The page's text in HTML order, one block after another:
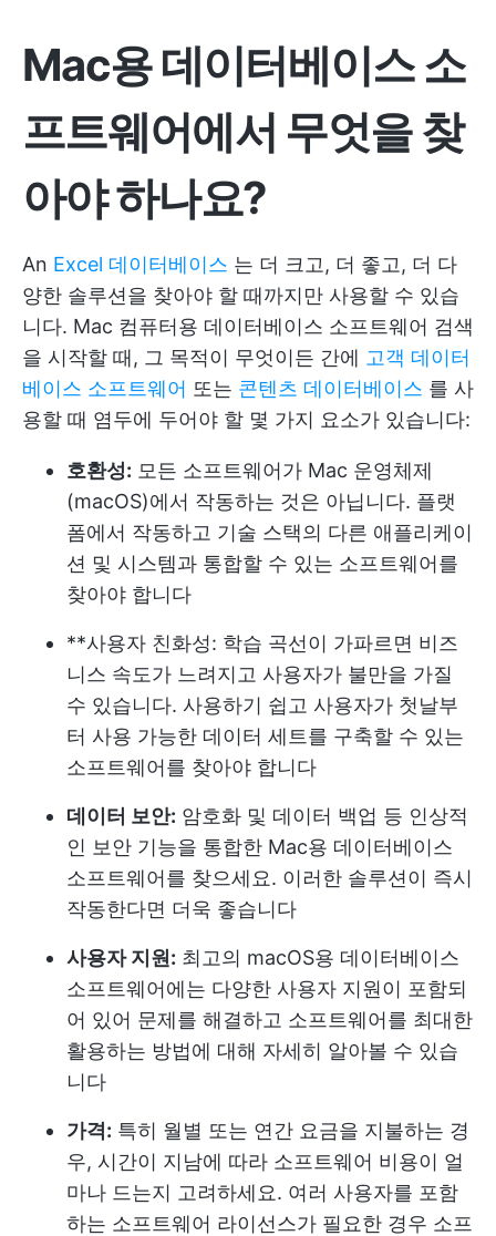
Mac용 데이터베이스 소
프트웨어에서 무엇을 찾
아야 하나요?
An Excel 데이터베이스 는 더 크고, 더 좋고, 더 다
양한 솔루션을 찾아야 할 때까지만 사용할 수 있습
니다. Mac 컴퓨터용 데이터베이스 소프트웨어 검색
을 시작할 때, 그 목적이 무엇이든 간에 고객 데이터
베이스 소프트웨어 또는 콘텐츠 데이터베이스 를 사
용할 때 염두에 두어야 할 몇 가지 요소가 있습니다:
호환성: 모든 소프트웨어가 Mac 운영체제
(macOS)에서 작동하는 것은 아닙니다. 플랫
폼에서 작동하고 기술 스택의 다른 애플리케이
션 및 시스템과 통합할 수 있는 소프트웨어를
찾아야 합니다
**사용자 친화성: 학습 곡선이 가파르면 비즈
니스 속도가 느려지고 사용자가 불만을 가질
수 있습니다. 사용하기 쉽고 사용자가 첫날부
터 사용 가능한 데이터 세트를 구축할 수 있는
소프트웨어를 찾아야 합니다
데이터 보안: 암호화 및 데이터 백업 등 인상적
인 보안 기능을 통합한 Mac용 데이터베이스
소프트웨어를 찾으세요. 이러한 솔루션이 즉시
작동한다면 더욱 좋습니다
사용자 지원: 최고의 macOS용 데이터베이스
소프트웨어에는 다양한 사용자 지원이 포함되
어 있어 문제를 해결하고 소프트웨어를 최대한
활용하는 방법에 대해 자세히 알아볼 수 있습
니다
가격: 특히 월별 또는 연간 요금을 지불하는 경
우, 시간이 지남에 따라 소프트웨어 비용이 얼
마나 드는지 고려하세요. 여러 사용자를 포함
하는 소프트웨어 라이선스가 필요한 경우 소프